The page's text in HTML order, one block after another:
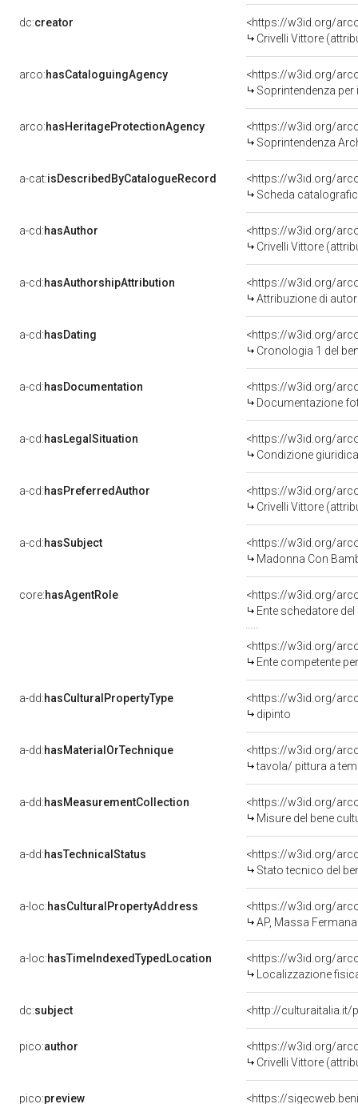
dc:creator
<https://w3id.org/
Crivelli Vittore
arco:hasCataloguingAgency
<https://w3id.org/
Soprintendenza
arco:hasHeritageProtectionAgency
<https://w3id.org/
Soprintendenza
a-cat:isDescribedByCatalogueRecord
<https://w3id.org/
Scheda
a-cd:hasAuthor
<https://w3id.org/
Crivelli Vittore
a-cd:hasAuthorshipAttribution
<https://w3id.org/
Attribuzione di
a-cd:hasDating
<https://w3id.org/
Cronologia 1 del
a-cd:hasDocumentation
Documentazione
a-cd:hasLegalSituation
Condizione
a-cd:hasPreferredAuthor
<https://w3id.org/
Crivelli Vittore
a-cd:hasSubject
<https://w3id.org/
Madonna Con
core:hasAgentRole
<https://w3id.org/
Ente schedatore del
<https://w3id.org/
Ente competente per tutela
a-dd:hasCulturalPropertyType
<https://w3id.org/
dipinto
a-dd:hasMaterialOrTechnique
<https://w3id.org/
tavola/ pittura a
a-dd:hasMeasurementCollection
<https://w3id.org/
Misure del bene
a-dd:hasTechnicalStatus
<https://w3id.org/
Stato tecnico del
a-loc:hasCulturalPropertyAddress
<https://w3id.org/
AP, Massa Fermana
a-loc:hasTimeIndexedTypedLocation
<https://w3id.org/
Localizzazione
dc:subject <http://culturaitalia.it/
pico:author
<https://w3id.org/
Crivelli Vittore
pico:preview <https://